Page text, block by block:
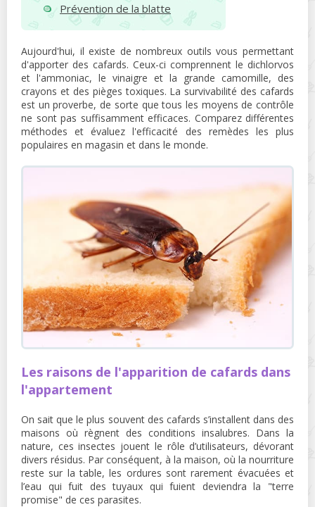
Prévention de la blatte
Aujourd'hui, il existe de nombreux outils vous permettant
d'apporter des cafards. Ceux-ci comprennent le dichlorvos
et l'ammoniac, le vinaigre et la grande camomille, des
crayons et des pièges toxiques. La survivabilité des cafards
est un proverbe, de sorte que tous les moyens de contrôle
ne sont pas suffisamment efficaces. Comparez différentes
méthodes et évaluez l'efficacité des remèdes les plus
populaires en magasin et dans le monde.
Les raisons de l'apparition de cafards dans
l'appartement
On sait que le plus souvent des cafards s’installent dans des
maisons où règnent des conditions insalubres. Dans la
nature, ces insectes jouent le rôle d’utilisateurs, dévorant
divers résidus. Par conséquent, à la maison, où la nourriture
reste sur la table, les ordures sont rarement évacuées et
l’eau qui fuit des tuyaux qui fuient deviendra la "terre
promise" de ces parasites.